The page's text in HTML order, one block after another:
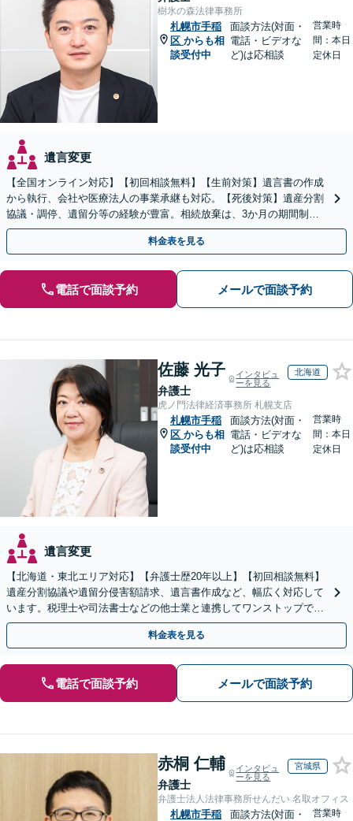
樹氷の森法律事務所
札幌市手稲
区 からも相
談受付中
面談方法(対面・
電話・ビデオな
ど)は応相談
営業時
間：本日
定休日
遺言変更
【全国オンライン対応】【初回相談無料】【生前対策】遺言書の作成
から執行、会社や医療法人の事業承継も対応。【死後対策】遺産分割
協議・調停、遺留分等の経験が豊富。相続放棄は、3か月の期間制限
があるため、お早めにご相談ください。【無料駐車場あり】
料金表を見る
電話で面談予約 メールで面談予約
佐藤 光子
弁護士
インタビュ
ーを見る
北海道
虎ノ門法律経済事務所 札幌支店
札幌市手稲
区 からも相
談受付中
面談方法(対面・
電話・ビデオな
ど)は応相談
営業時
間：本日
定休日
遺言変更
【北海道・東北エリア対応】【弁護士歴20年以上】【初回相談無料】
遺産分割協議や遺留分侵害額請求、遺言書作成など、幅広く対応して
います。税理士や司法書士などの他士業と連携してワンストップでの
解決が可能です。ぜひご相談ください。
料金表を見る
電話で面談予約 メールで面談予約
赤桐 仁輔
弁護士
インタビュ
ーを見る
宮城県
弁護士法人法律事務所せんだい 名取オフィス
札幌市手稲
面談方法(対面・
営業時